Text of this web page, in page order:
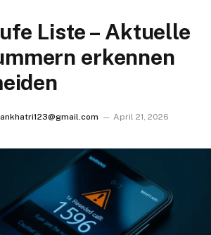
Liste – Aktuelle
erkennen
April 21, 2026